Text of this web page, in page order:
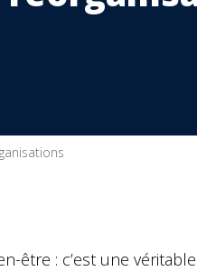
être : c’est une